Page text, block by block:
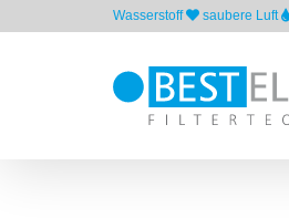
Wasserstoff saubere Luft